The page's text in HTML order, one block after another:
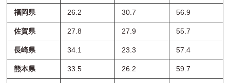
福岡県 26.2 30.7 56.9
佐賀県 27.8 27.9 55.7
長崎県 34.1 23.3 57.4
熊本県 33.5 26.2 59.7